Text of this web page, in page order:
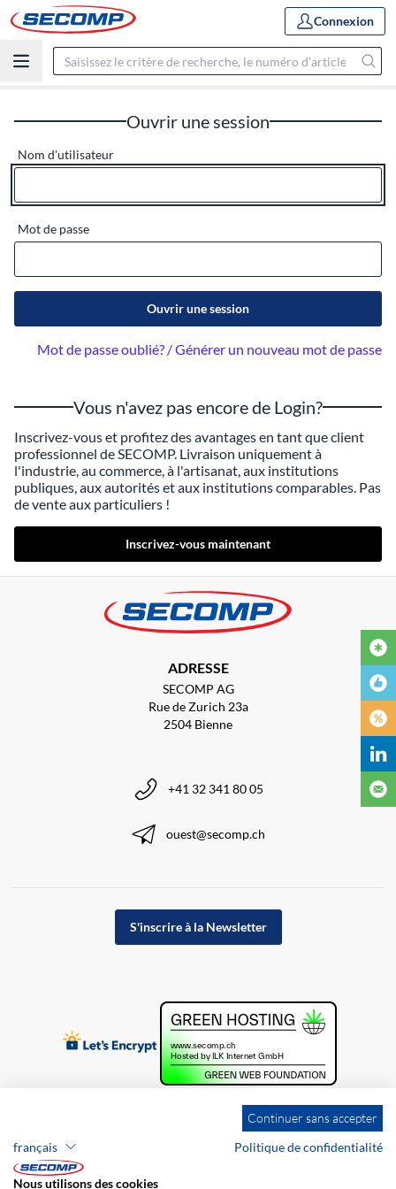
Connexion
Ouvrir une session
Nom d'utilisateur
Mot de passe
Ouvrir une session
Mot de passe oublié? / Générer un nouveau mot de passe
Vous n'avez pas encore de Login?
Inscrivez-vous et profitez des avantages en tant que client
professionnel de SECOMP. Livraison uniquement à
l'industrie, au commerce, à l'artisanat, aux institutions
publiques, aux autorités et aux institutions comparables. Pas
de vente aux particuliers !
Inscrivez-vous maintenant
ADRESSE
SECOMP AG
Rue de Zurich 23a
2504 Bienne
+41 32 341 80 05
ouest@secomp.ch
S'inscrire à la Newsletter
Continuer sans accepter
français
Politique de confidentialité
Nous utilisons des cookies